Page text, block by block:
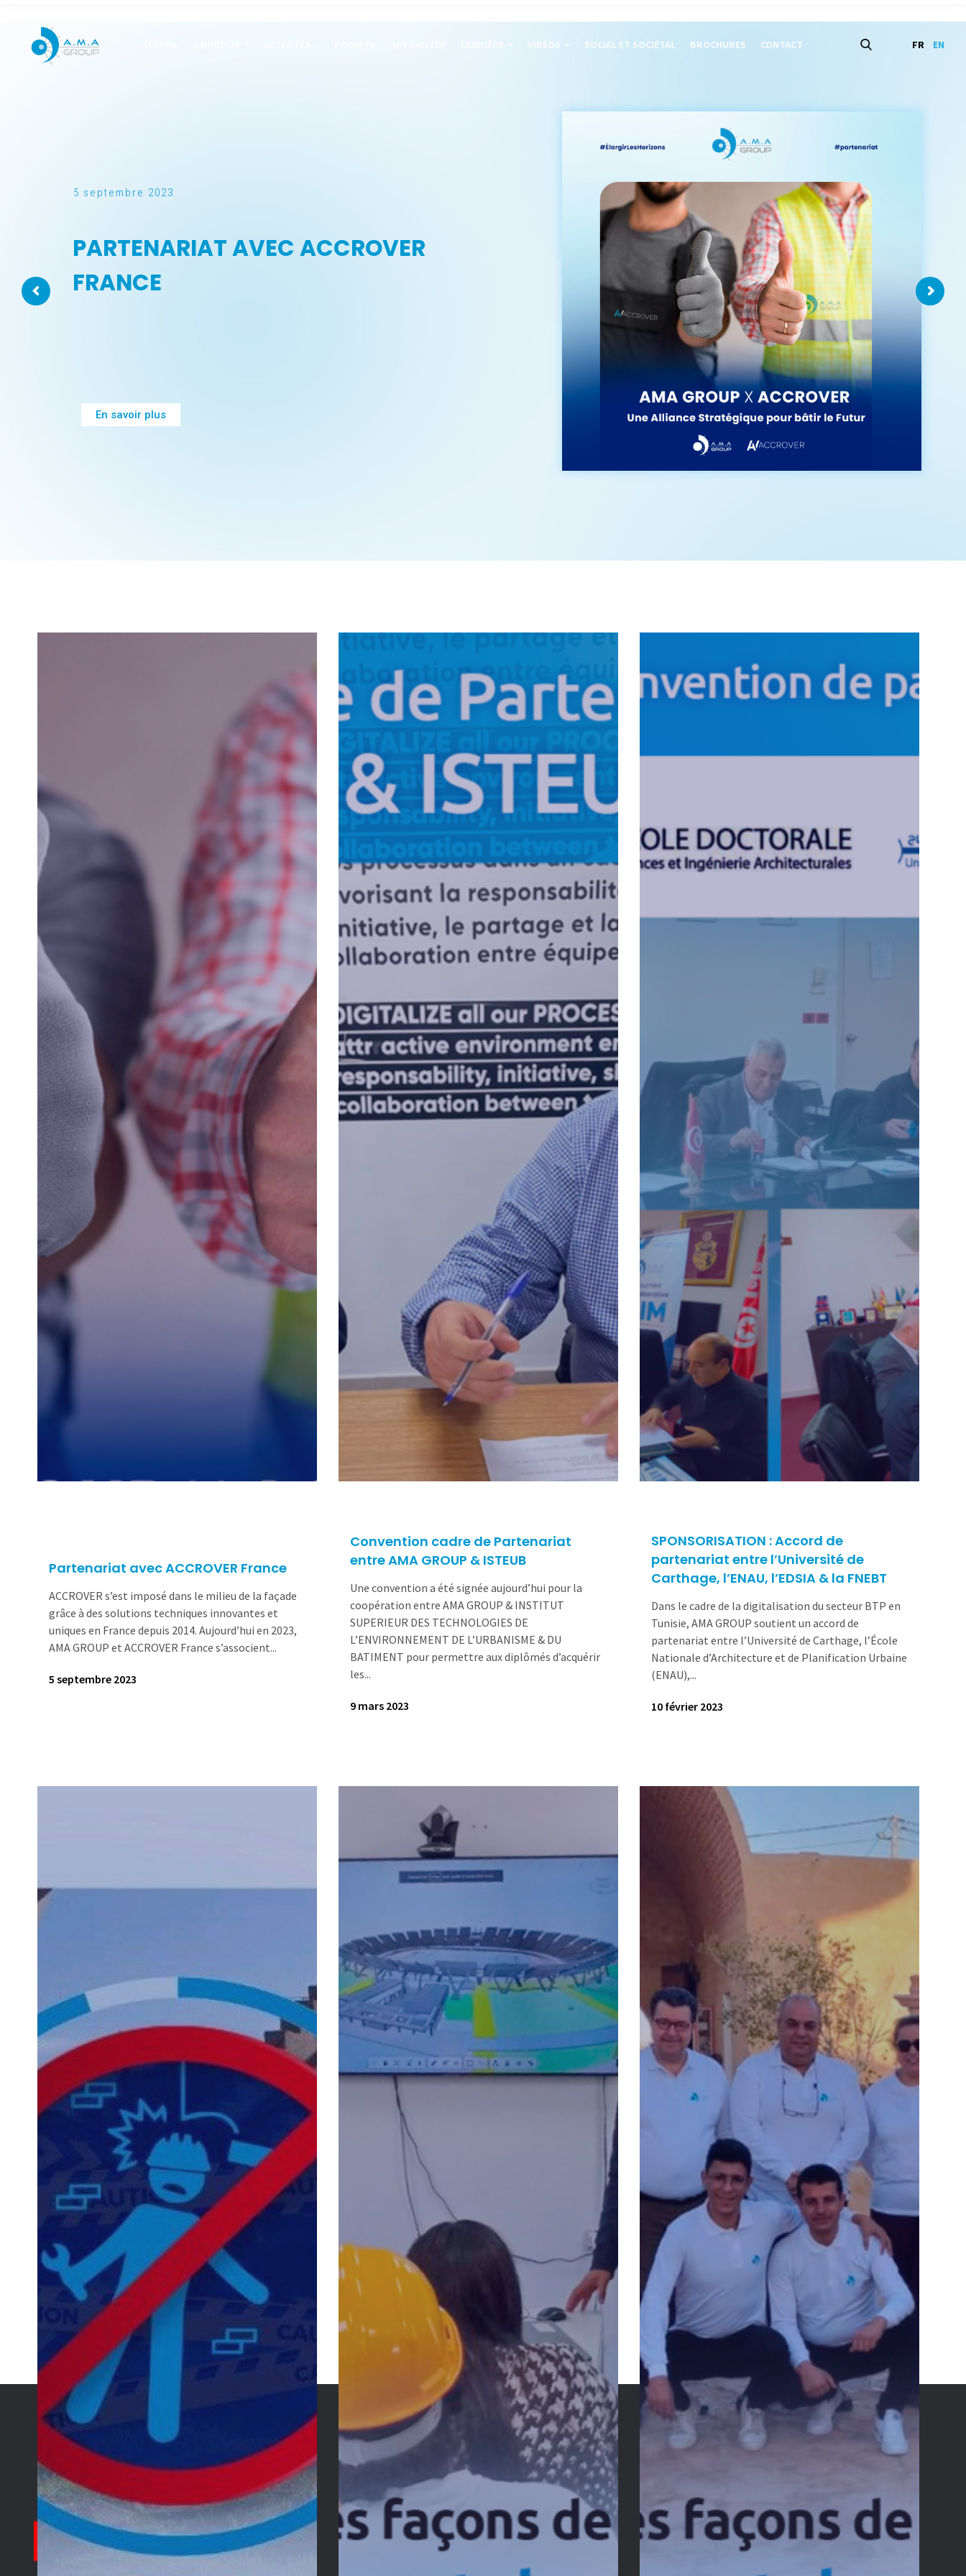
VIDÉOS SOCIAL ET SOCIÉTAL BROCHURES CONTACT FR EN
PARTENARIAT AVEC ACCROVER
FRANCE
5 septembre 2023
En savoir plus
Partenariat avec ACCROVER France
ACCROVER s’est imposé dans le milieu de la façade
grâce à des solutions techniques innovantes et
uniques en France depuis 2014. Aujourd’hui en 2023,
AMA GROUP et ACCROVER France s’associent...
5 septembre 2023
Convention cadre de Partenariat
entre AMA GROUP & ISTEUB
Une convention a été signée aujourd’hui pour la
coopération entre AMA GROUP & INSTITUT
SUPERIEUR DES TECHNOLOGIES DE
L’ENVIRONNEMENT DE L’URBANISME & DU
BATIMENT pour permettre aux diplômés d’acquérir
les...
9 mars 2023
SPONSORISATION : Accord de
partenariat entre l’Université de
Carthage, l’ENAU, l’EDSIA & la FNEBT
Dans le cadre de la digitalisation du secteur BTP en
Tunisie, AMA GROUP soutient un accord de
partenariat entre l’Université de Carthage, l’École
Nationale d’Architecture et de Planification Urbaine
(ENAU),...
10 février 2023
Services
Construction
Ingénierie et Management de Projets
Facility Management
Adresse : N°1 Rue Mohamed Moaala
Mutuelleville 1082 Tunis - TUNISIE
Téléphone : +216 39 159 556 / +216 71 782 588/ 71 782 589
Fax : +216 71 782 662